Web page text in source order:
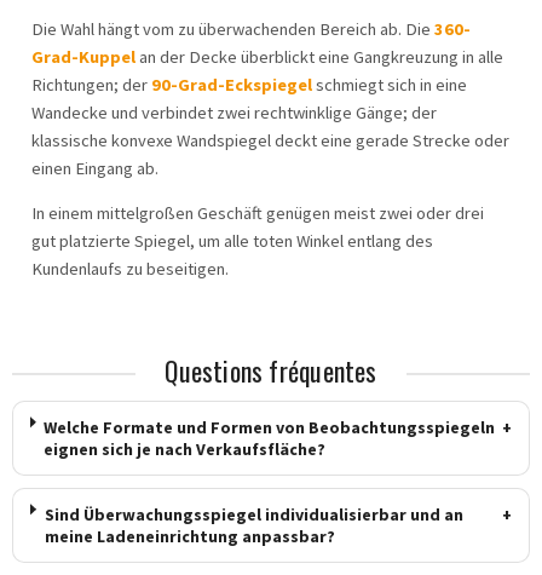
Die Wahl hängt vom zu überwachenden Bereich ab. Die 360-
Grad-Kuppel an der Decke überblickt eine Gangkreuzung in alle
Richtungen; der 90-Grad-Eckspiegelschmiegt sich in eine
Wandecke und verbindet zwei rechtwinklige Gänge; der
klassische konvexe Wandspiegel deckt eine gerade Strecke oder
einen Eingang ab.
In einem mittelgroßen Geschäft genügen meist zwei oder drei
gut platzierte Spiegel, um alle toten Winkel entlang des
Kundenlaufs zu beseitigen.
Questions fréquentes
Welche Formate und Formen von Beobachtungsspiegeln
eignen sich je nach Verkaufsfläche?
+
Sind Überwachungsspiegel individualisierbar und an
meine Ladeneinrichtung anpassbar?
+